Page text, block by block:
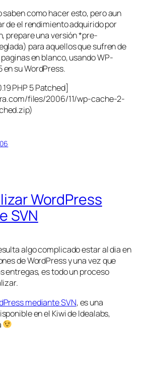
saben como hacer esto, pero aun
de el rendimiento adquirido por
prepare una versión *pre-
para aquellos que sufren de
en blanco, usando WP-
en su WordPress.
PHP 5 Patched]
files/2006/11/wp-cache-2-
WordPress
SVN
algo complicado estar al dia en
de WordPress y una vez que
entregas, es todo un proceso
mediante SVN, es una
en el Kiwi de Idealabs,